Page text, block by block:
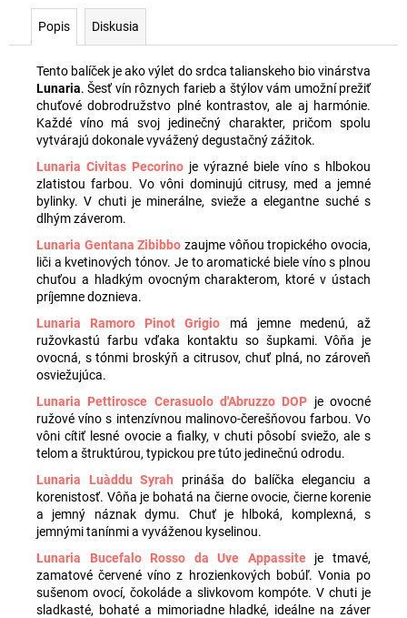
Popis Diskusia
Tento balíček je ako výlet do srdca talianskeho bio vinárstva
Lunaria. Šesť vín rôznych farieb a štýlov vám umožní prežiť
chuťové dobrodružstvo plné kontrastov, ale aj harmónie.
Každé víno má svoj jedinečný charakter, pričom spolu
vytvárajú dokonale vyvážený degustačný zážitok.
Lunaria Civitas Pecorino je výrazné biele víno s hlbokou
zlatistou farbou. Vo vôni dominujú citrusy, med a jemné
bylinky. V chuti je minerálne, svieže a elegantne suché s
dlhým záverom.
Lunaria Gentana Zibibbo zaujme vôňou tropického ovocia,
liči a kvetinových tónov. Je to aromatické biele víno s plnou
chuťou a hladkým ovocným charakterom, ktoré v ústach
príjemne doznieva.
Lunaria Ramoro Pinot Grigio má jemne medenú, až
ružovkastú farbu vďaka kontaktu so šupkami. Vôňa je
ovocná, s tónmi broskýň a citrusov, chuť plná, no zároveň
osviežujúca.
Lunaria Pettirosce Cerasuolo d'Abruzzo DOP je ovocné
ružové víno s intenzívnou malinovo-čerešňovou farbou. Vo
vôni cítiť lesné ovocie a fialky, v chuti pôsobí sviežo, ale s
telom a štruktúrou, typickou pre túto jedinečnú odrodu.
Lunaria Luàddu Syrah prináša do balíčka eleganciu a
korenistosť. Vôňa je bohatá na čierne ovocie, čierne korenie
a jemný náznak dymu. Chuť je hlboká, komplexná, s
jemnými tanínmi a vyváženou kyselinou.
Lunaria Bucefalo Rosso da Uve Appassiteje tmavé,
zamatové červené víno z hrozienkových bobúľ. Vonia po
sušenom ovocí, čokoláde a slivkovom kompóte. V chuti je
sladkasté, bohaté a mimoriadne hladké, ideálne na záver
TAVIGNANO
VERDICCHIO
CLASSICO
BIO,
0,75L
(5+1
ZADARMO)
€61